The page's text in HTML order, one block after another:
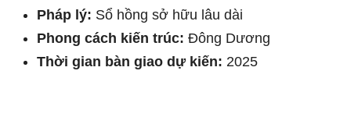
Pháp lý: Sổ hồng sở hữu lâu dài
Phong cách kiến trúc: Đông Dương
Thời gian bàn giao dự kiến: 2025